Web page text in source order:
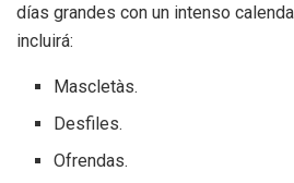
días grandes con un intenso
incluirá:
Mascletàs.
Desfiles.
Ofrendas.